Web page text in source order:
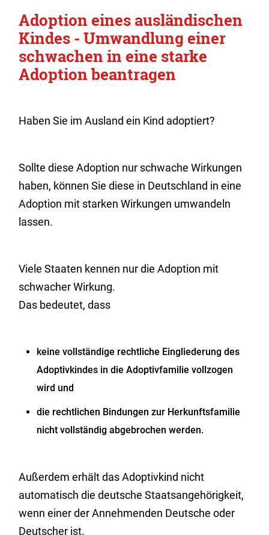
Adoption eines ausländischen
Kindes - Umwandlung einer
schwachen in eine starke
Adoption beantragen
Haben Sie im Ausland ein Kind adoptiert?
Sollte diese Adoption nur schwache Wirkungen
haben, können Sie diese in Deutschland in eine
Adoption mit starken Wirkungen umwandeln
lassen.
Viele Staaten kennen nur die Adoption mit
schwacher Wirkung.
Das bedeutet, dass
keine vollständige rechtliche Eingliederung des
Adoptivkindes in die Adoptivfamilie vollzogen
wird und
die rechtlichen Bindungen zur Herkunftsfamilie
nicht vollständig abgebrochen werden.
Außerdem erhält das Adoptivkind nicht
automatisch die deutsche Staatsangehörigkeit,
wenn einer der Annehmenden Deutsche oder
Deutscher ist.